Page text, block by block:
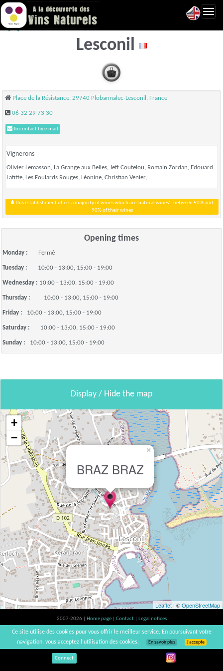
BRAZ BRAZ - Plobannalec-
Lesconil
Place de la Résistance, 29740 Plobannalec-Lesconil, France
06 32 29 73 30
To contact by e-mail
Vignerons
Olivier Lemasson, La Grange aux Belles, Jeff Coutelou, Romain Zordan, Edouard
Lafitte, Les Foulards Rouges, Léonine, Christian Venier,
90% of their wines
Opening times
Monday : Fermé
Tuesday : 10:00 - 13:00, 15:00 - 19:00
Wednesday : 10:00 - 13:00, 15:00 - 19:00
Thursday : 10:00 - 13:00, 15:00 - 19:00
Friday : 10:00 - 13:00, 15:00 - 19:00
Saturday : 10:00 - 13:00, 15:00 - 19:00
Sunday : 10:00 - 13:00, 15:00 - 19:00
Display / Hide the map
BRAZ BRAZ
×
+
−
Leaflet | ©OpenStreetMap
2007-2026 | Home page Contact
Legal notices
Alcohol abuse is bad for your health, please consume in moderation | vinsnaturels |
v3.12
Connect
Ce site utilise des cookies pour vous offrir le meilleur service. En poursuivant votre
navigation, vous acceptez l’utilisation des cookies.
En savoir plus J’accepte